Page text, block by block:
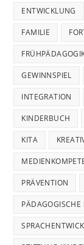
ENTWICKLUNG
FAMILIE
GEWINNSPIEL
INTEGRATION
KINDERBUCH
KITA
PRÄVENTION
PÄDAGOGISCHE